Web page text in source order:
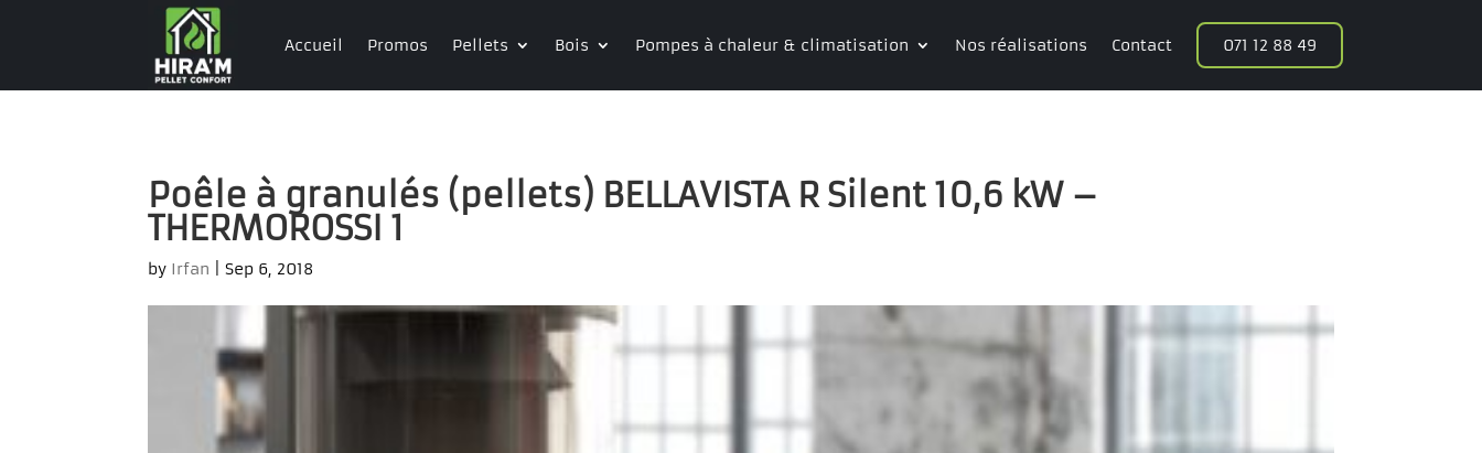
Accueil Promos Pellets Bois Pompes à chaleur & climatisation Nos réalisations Contact 071 12 88 49
Poêle à granulés (pellets) BELLAVISTA R Silent 10,6 kW –
THERMOROSSI 1
by Irfan |Sep 6, 2018